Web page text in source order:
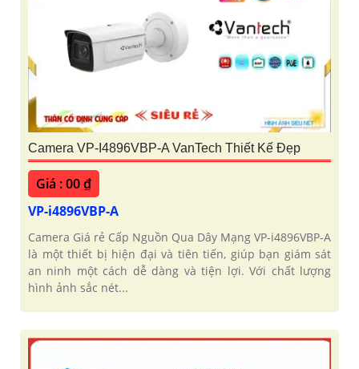
Camera VP-I4896VBP-A VanTech Thiết Kế Đẹp
Giá : 00 ₫
VP-i4896VBP-A
Camera Giá rẻ Cấp Nguồn Qua Dây Mạng VP-i4896VBP-A
là một thiết bị hiện đại và tiên tiến, giúp bạn giám sát
an ninh một cách dễ dàng và tiện lợi. Với chất lượng
hình ảnh sắc nét...